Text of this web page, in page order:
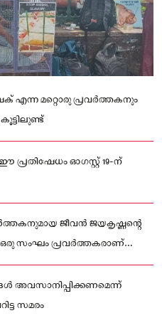
എന്ന മറ്റൊരു പ്രവർത്തകനും
പ്രതിഷേധം ഓഗസ്റ്റ് 19-ന്
ജീവൻ ജയകൃഷ്ണന്റെ
ഒരു സംഘം പ്രവർത്തകരാണ്
നിരാഹാര സമരം
അവസാനിപ്പിക്കണമെന്ന്
സമരം